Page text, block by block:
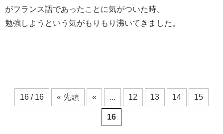
がフランス語であったことに気がついた時、
勉強しようという気がもりもり沸いてきました。
16 / 16 « 先頭 « ... 12 13 14 15
16